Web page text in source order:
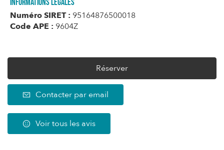
Informations légales
Numéro SIRET : 95164876500018
Code APE : 9604Z
Réserver
Contacter par email
Voir tous les avis